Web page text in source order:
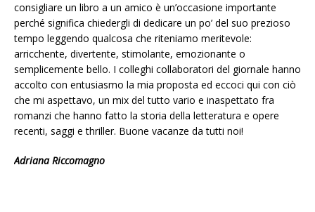
consigliare un libro a un amico è un’occasione importante
perché significa chiedergli di dedicare un po’ del suo prezioso
tempo leggendo qualcosa che riteniamo meritevole:
arricchente, divertente, stimolante, emozionante o
semplicemente bello. I colleghi collaboratori del giornale hanno
accolto con entusiasmo la mia proposta ed eccoci qui con ciò
che mi aspettavo, un mix del tutto vario e inaspettato fra
romanzi che hanno fatto la storia della letteratura e opere
recenti, saggi e thriller. Buone vacanze da tutti noi!
Adriana Riccomagno